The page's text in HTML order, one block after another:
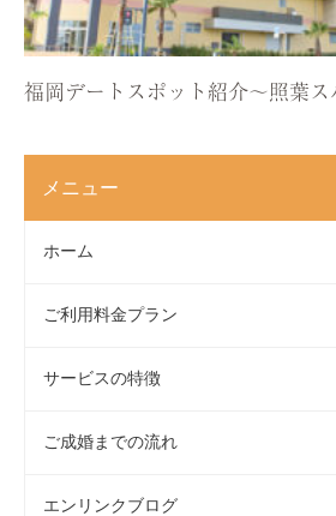
福岡デートスポット紹介〜照葉
メニュー
ホーム
ご利用料金プラン
サービスの特徴
ご成婚までの流れ
エンリンクブログ